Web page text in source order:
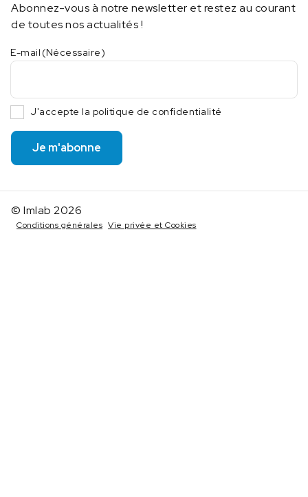
Abonnez-vous à notre newsletter et restez au courant
de toutes nos actualités !
E-mail (Nécessaire)
J'accepte la politique de confidentialité
Je m'abonne
© Imlab 2026
Conditions générales Vie privée et Cookies